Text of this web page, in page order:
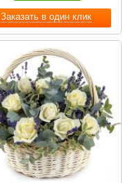
Заказать в один клик